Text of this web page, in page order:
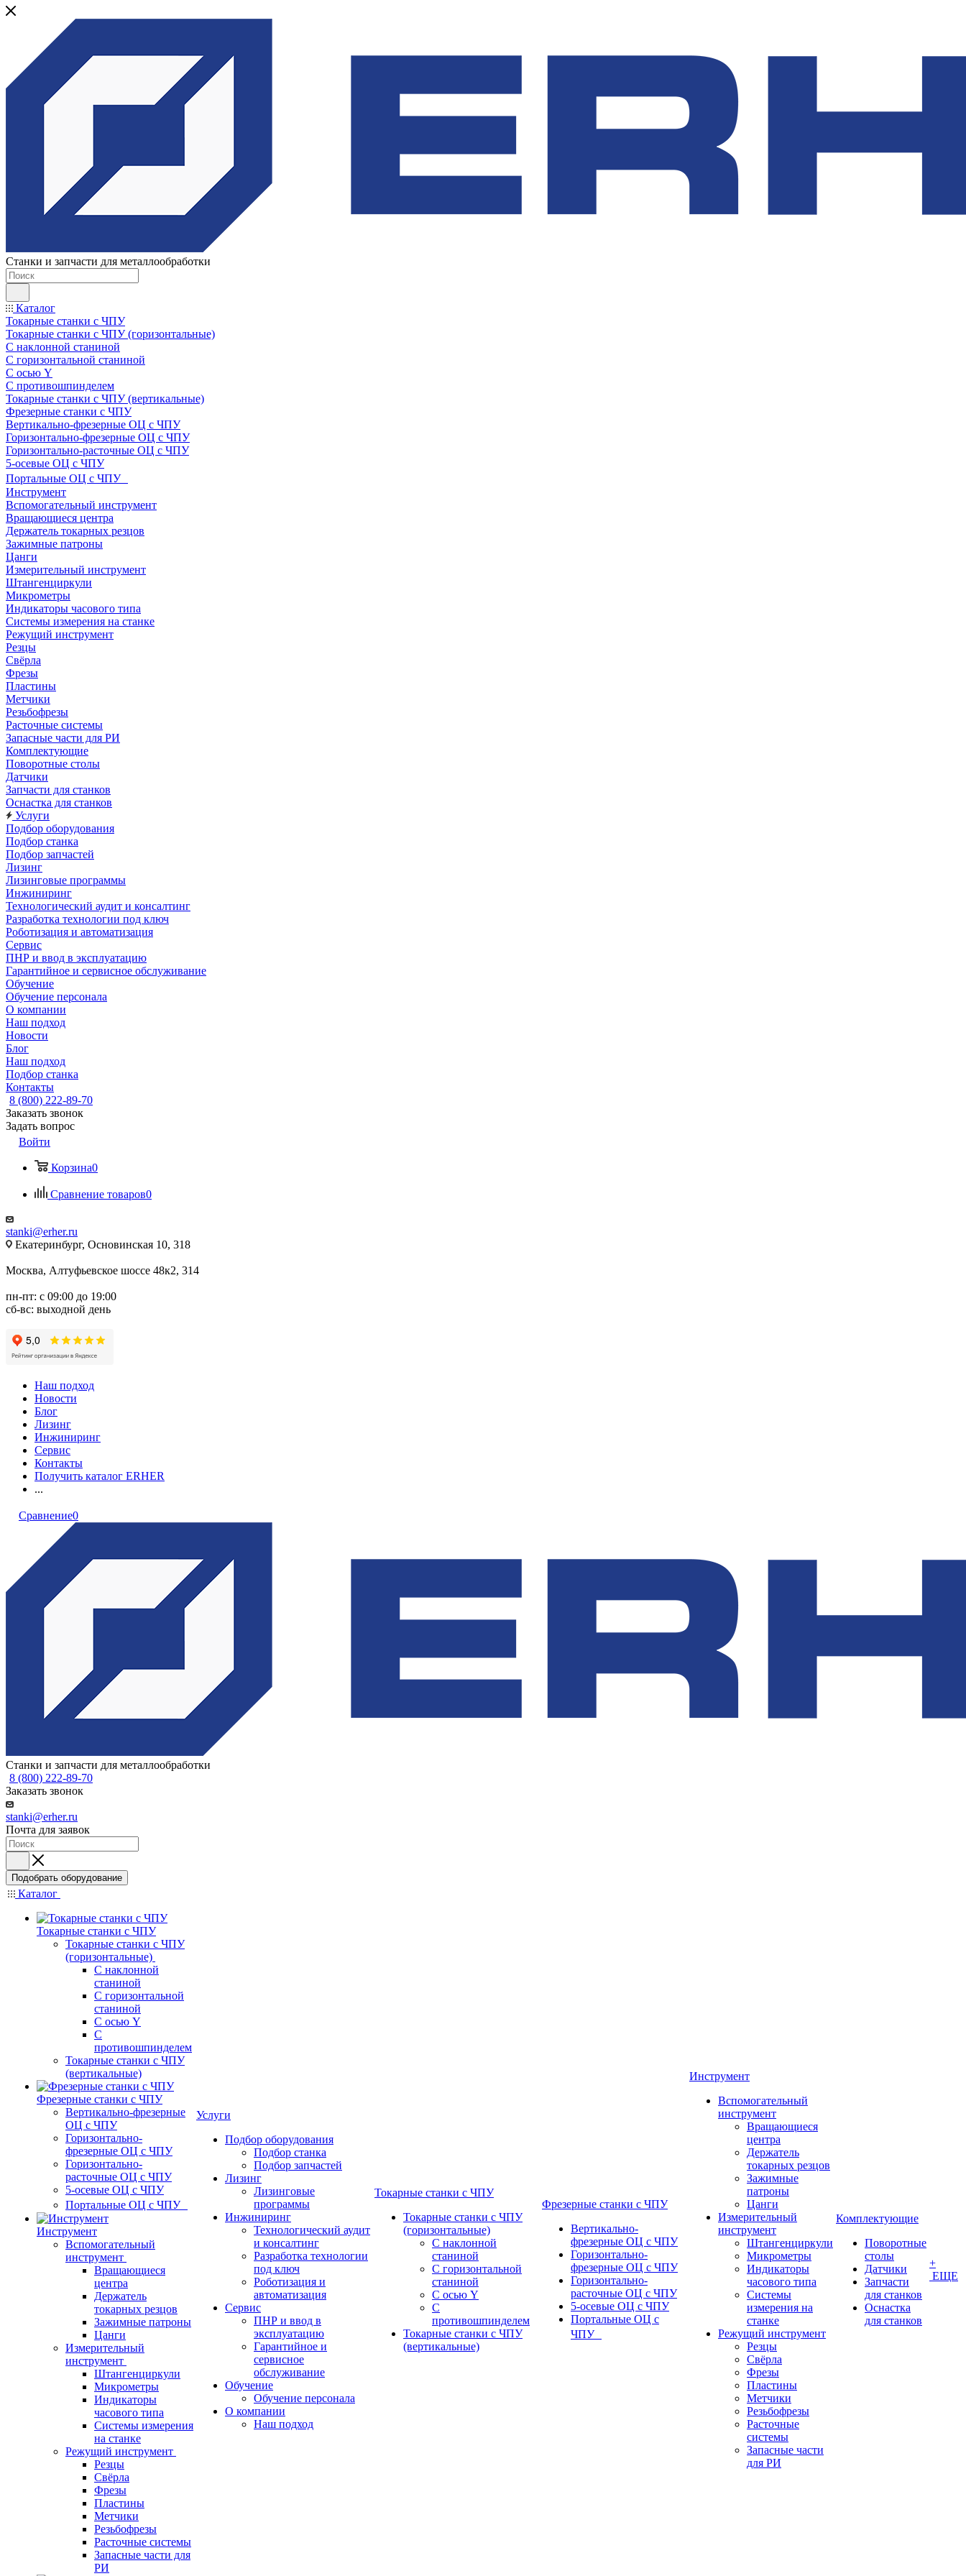
Станки и запчасти для металлообработки
Каталог
Токарные станки с ЧПУ
Токарные станки с ЧПУ (горизонтальные)
С наклонной станиной
С горизонтальной станиной
С осью Y
С противошпинделем
Токарные станки с ЧПУ (вертикальные)
Фрезерные станки с ЧПУ
Вертикально-фрезерные ОЦ с ЧПУ
Горизонтально-фрезерные ОЦ с ЧПУ
Горизонтально-расточные ОЦ с ЧПУ
5-осевые ОЦ с ЧПУ
Портальные ОЦ с ЧПУ
Инструмент
Вспомогательный инструмент
Вращающиеся центра
Держатель токарных резцов
Зажимные патроны
Цанги
Измерительный инструмент
Штангенциркули
Микрометры
Индикаторы часового типа
Системы измерения на станке
Режущий инструмент
Резцы
Свёрла
Фрезы
Пластины
Метчики
Резьбофрезы
Расточные системы
Запасные части для РИ
Комплектующие
Поворотные столы
Датчики
Запчасти для станков
Оснастка для станков
Услуги
Подбор оборудования
Подбор станка
Подбор запчастей
Лизинг
Лизинговые программы
Инжиниринг
Технологический аудит и консалтинг
Разработка технологии под ключ
Роботизация и автоматизация
Сервис
ПНР и ввод в эксплуатацию
Гарантийное и сервисное обслуживание
Обучение
Обучение персонала
О компании
Наш подход
Новости
Блог
Наш подход
Подбор станка
Контакты
8 (800) 222-89-70
Заказать звонок
Задать вопрос
Войти
Корзина0
Сравнение товаров0
stanki@erher.ru
Екатеринбург, Основинская 10, 318
Москва, Алтуфьевское шоссе 48к2, 314
пн-пт: с 09:00 до 19:00
сб-вс: выходной день
Наш подход
Новости
Блог
Лизинг
Инжиниринг
Сервис
Контакты
Получить каталог ERHER
...
Сравнение0
Станки и запчасти для металлообработки
8 (800) 222-89-70
Заказать звонок
stanki@erher.ru
Почта для заявок
Подобрать оборудование
Каталог
Токарные станки с ЧПУ
Токарные станки с ЧПУ
(горизонтальные)
С наклонной
станиной
С горизонтальной
станиной
С осью Y
С
противошпинделем
Токарные станки с ЧПУ
(вертикальные)
Фрезерные станки с ЧПУ
Вертикально-фрезерные
ОЦ с ЧПУ
Горизонтально-
фрезерные ОЦ с ЧПУ
Горизонтально-
расточные ОЦ с ЧПУ
5-осевые ОЦ с ЧПУ
Портальные ОЦ с ЧПУ
Инструмент
Вспомогательный
инструмент
Вращающиеся
центра
Держатель
токарных резцов
Зажимные патроны
Цанги
Измерительный
инструмент
Штангенциркули
Микрометры
Индикаторы
часового типа
Системы измерения
на станке
Режущий инструмент
Резцы
Свёрла
Фрезы
Пластины
Метчики
Резьбофрезы
Расточные системы
Запасные части для
РИ
Услуги
Подбор оборудования
Подбор станка
Подбор запчастей
Лизинг
Лизинговые
программы
Инжиниринг
Технологический аудит
и консалтинг
Разработка технологии
под ключ
Роботизация и
автоматизация
Сервис
ПНР и ввод в
эксплуатацию
Гарантийное и
сервисное
обслуживание
Обучение
Обучение персонала
О компании
Наш подход
Токарные станки с ЧПУ
Токарные станки с ЧПУ
(горизонтальные)
С наклонной
станиной
С горизонтальной
станиной
С осью Y
С
противошпинделем
Токарные станки с ЧПУ
(вертикальные)
Фрезерные станки с ЧПУ
Вертикально-
фрезерные ОЦ с ЧПУ
Горизонтально-
фрезерные ОЦ с ЧПУ
Горизонтально-
расточные ОЦ с ЧПУ
5-осевые ОЦ с ЧПУ
Портальные ОЦ с
ЧПУ
Инструмент
Вспомогательный
инструмент
Вращающиеся
центра
Держатель
токарных резцов
Зажимные
патроны
Цанги
Измерительный
инструмент
Штангенциркули
Микрометры
Индикаторы
часового типа
Системы
измерения на
станке
Режущий инструмент
Резцы
Свёрла
Фрезы
Пластины
Метчики
Резьбофрезы
Расточные
системы
Запасные части
для РИ
Комплектующие
Поворотные
столы
Датчики
Запчасти
для станков
Оснастка
для станков
+
ЕЩЕ